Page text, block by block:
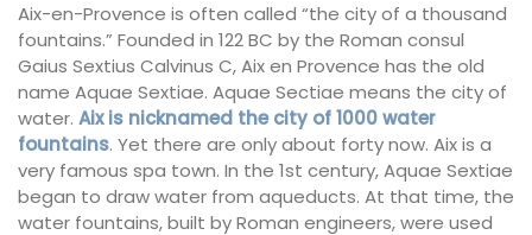
Aix-en-Provence is often called “the city of a thousand
fountains.” Founded in 122 BC by the Roman consul
Gaius Sextius Calvinus C, Aix en Provence has the old
name Aquae Sextiae. Aquae Sectiae means the city of
water. Aix is nicknamed the city of 1000 water
fountains. Yet there are only about forty now. Aix is a
very famous spa town. In the 1st century, Aquae Sextiae
began to draw water from aqueducts. At that time, the
water fountains, built by Roman engineers, were used